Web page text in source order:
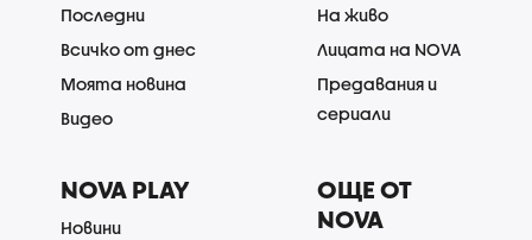
Последни
Всичко от днес
Моята новина
Видео
На живо
Лицата на NOVA
Предавания и
сериали
NOVA PLAY
Новини
ОЩЕ ОТ
NOVA